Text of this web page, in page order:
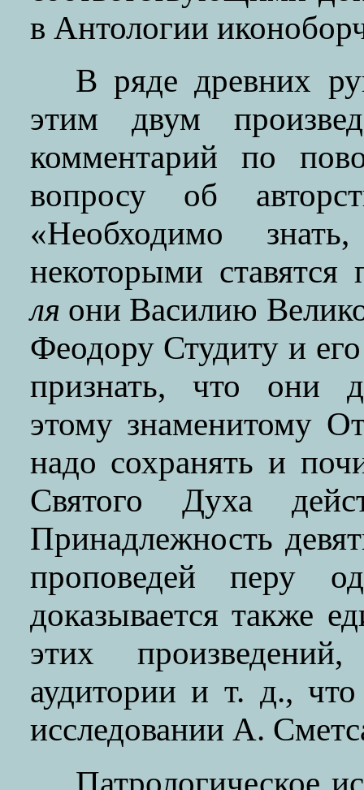
в Антологии
В ряде древних
этим двум
комментарий по
вопросу об
«Необходимо
некоторыми
ля они Василию
Феодору Студиту и его
признать, что они
этому знаменитому
надо сохранять и
Святого Духа
Принадлежность
проповедей перу
доказывается также
этих
аудитории и т. д., что
исследовании А.